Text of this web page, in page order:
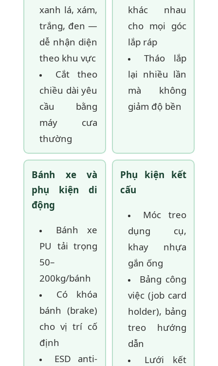
xanh lá, xám,
trắng, đen —
dễ nhận diện
theo khu vực
Cắt theo
chiều dài yêu
cầu bằng
máy cưa
thường
khác nhau
cho mọi góc
lắp ráp
Tháo lắp
lại nhiều lần
mà không
giảm độ bền
Bánh xe và
phụ kiện di
động
Bánh xe
PU tải trọng
50–
200kg/bánh
Có khóa
bánh (brake)
cho vị trí cố
định
ESD anti-
Phụ kiện kết
cấu
Móc treo
dụng cụ,
khay nhựa
gắn ống
Bảng công
việc (job card
holder), bảng
treo hướng
dẫn
Lưới kết